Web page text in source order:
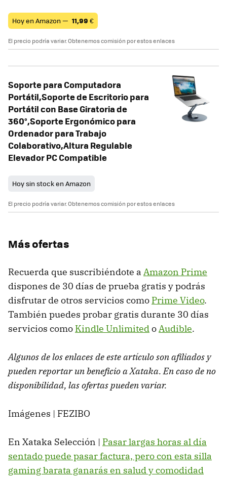
Hoy en Amazon — 11,99 €
El precio podría variar. Obtenemos comisión por estos enlaces
Soporte para Computadora
Portátil,Soporte de Escritorio para
Portátil con Base Giratoria de
360°,Soporte Ergonómico para
Ordenador para Trabajo
Colaborativo,Altura Regulable
Elevador PC Compatible
Hoy sin stock en Amazon
El precio podría variar. Obtenemos comisión por estos enlaces
Más ofertas
Recuerda que suscribiéndote a Amazon Prime
dispones de 30 días de prueba gratis y podrás
disfrutar de otros servicios como Prime Video.
También puedes probar gratis durante 30 días
servicios como Kindle UnlimitedoAudible.
Algunos de los enlaces de este artículo son afiliados y
pueden reportar un beneficio a Xataka. En caso de no
disponibilidad, las ofertas pueden variar.
Imágenes | FEZIBO
En Xataka Selección | Pasar largas horas al día
sentado puede pasar factura, pero con esta silla
gaming barata ganarás en salud y comodidad